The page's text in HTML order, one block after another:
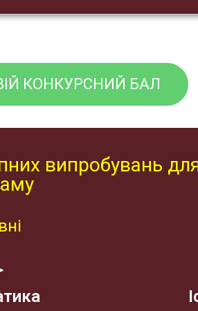
КОНКУРСНИЙ БАЛ
випробувань